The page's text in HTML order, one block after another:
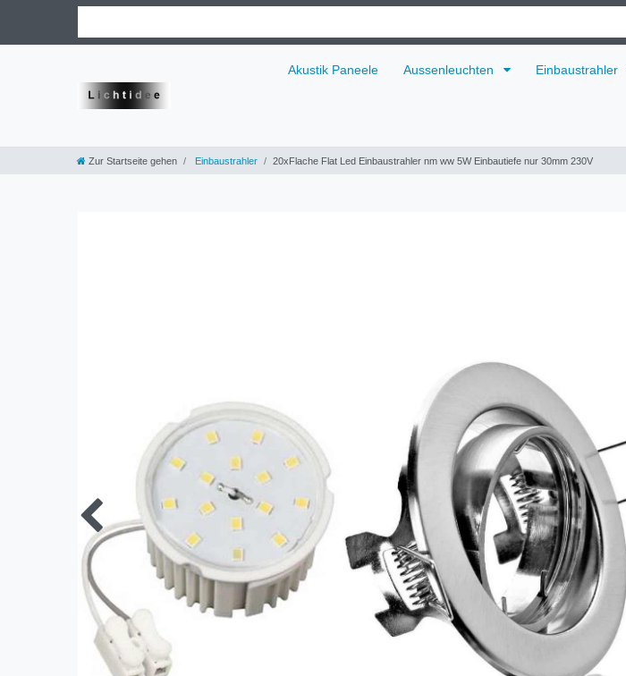
Akustik Paneele Aussenleuchten Einbaustrahler
Zur Startseite gehen Einbaustrahler 20xFlache Flat Led Einbaustrahler nm ww 5W Einbautiefe nur 30mm 230V